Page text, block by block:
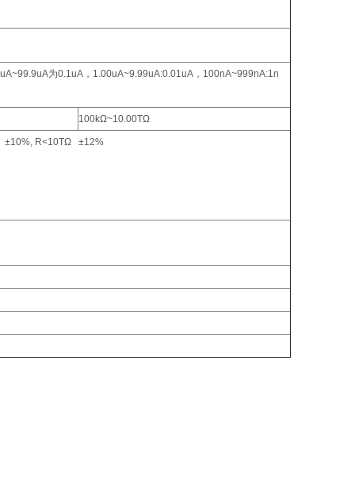
为0.1uA，1.00uA~9.99uA:0.01uA，100nA~999nA:1n
100kΩ~10.00TΩ
R<10TΩ ±12%